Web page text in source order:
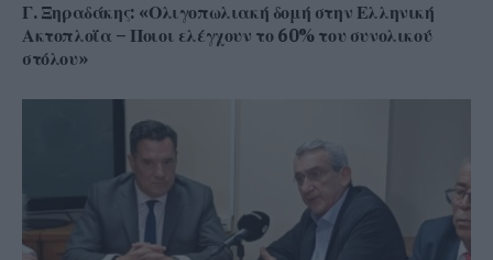
Γ. Ξηραδάκης: «Ολιγοπωλιακή δομή στην Ελληνική
Ακτοπλοΐα – Ποιοι ελέγχουν το 60% του συνολικού
στόλου»